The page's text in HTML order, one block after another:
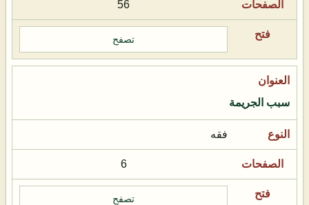
56
تصفح
سبب الجريمة
فقه
6
تصفح